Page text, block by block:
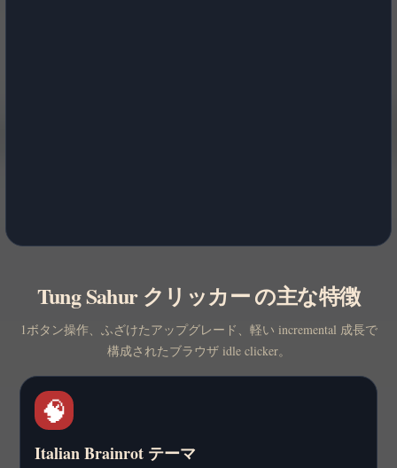
Tung Sahur クリッカー の主な特徴
1ボタン操作、ふざけたアップグレード、軽い incremental 成長で
構成されたブラウザ idle clicker。
🧠
Italian Brainrot テーマ